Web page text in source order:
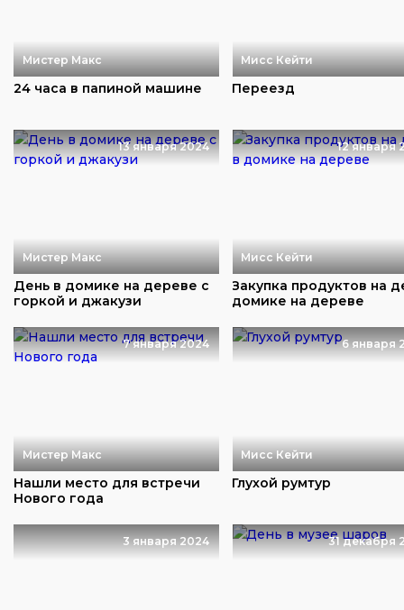
Мистер Макс
24 часа в папиной машине
Мисс Кейти
Переезд
13 января 2024
Мистер Макс
День в домике на дереве с
горкой и джакузи
12 января
Мисс Кейти
Закупка продуктов на
домике на дереве
7 января 2024
Мистер Макс
Нашли место для встречи
Нового года
6 января
Мисс Кейти
Глухой румтур
3 января 2024 31 декабря